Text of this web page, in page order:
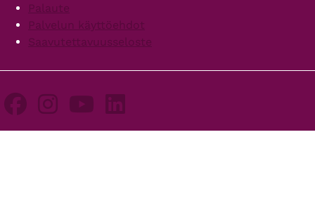
Palaute
Palvelun käyttöehdot
Saavutettavuusseloste